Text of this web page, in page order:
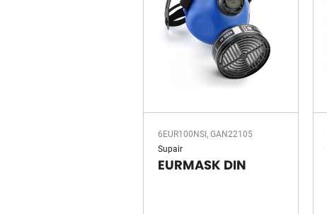
6EUR100NSI, GAN22105
Supair
EURMASK DIN